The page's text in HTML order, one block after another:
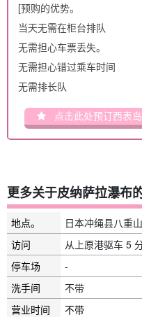
[预购的优势。
当天无需在柜台排队
无需担心车票丢失。
无需担心错过乘车时间
无需排长队
点击此处预订西表
更多关于皮纳萨拉瀑布
地点。 日本冲绳县八重
访问
从上原港驱车 5
停车场
-
洗手间
不带
营业时间
不带